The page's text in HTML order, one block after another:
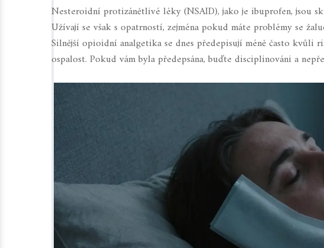
Nesteroidní protizánětlivé léky(NSAID), jako je ibuprofen, jsou
Užívají se však s opatrností, zejména pokud máte problémy se
Silnější opioidní analgetika se dnes předepisují méně často kvůli
ospalost. Pokud vám byla předepsána, buďte disciplinováni a